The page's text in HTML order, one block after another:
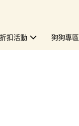
扣活動 狗狗專區